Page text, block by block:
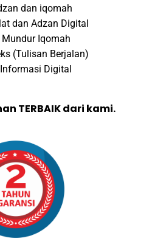
dan iqomah
dan Adzan Digital
Iqomah
(Tulisan Berjalan)
Digital
TERBAIK dari kami.